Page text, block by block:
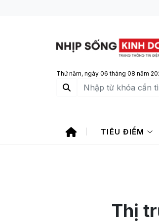
Thứ năm, ngày 06 tháng 08 năm
TIÊU ĐIỂM
Thị